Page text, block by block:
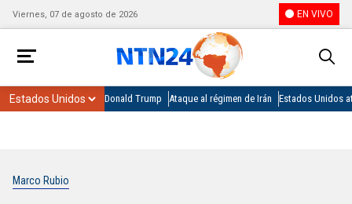
Viernes, 07 de agosto de 2026 EN VIVO
Donald Trump Ataque al régimen de Irán Estados Unidos
Marco Rubio